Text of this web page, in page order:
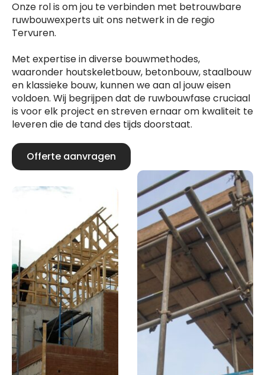
Onze rol is om jou te verbinden met betrouwbare
ruwbouwexperts uit ons netwerk in de regio
Tervuren.
Met expertise in diverse bouwmethodes,
waaronder houtskeletbouw, betonbouw, staalbouw
en klassieke bouw, kunnen we aan al jouw eisen
voldoen. Wij begrijpen dat de ruwbouwfase cruciaal
is voor elk project en streven ernaar om kwaliteit te
leveren die de tand des tijds doorstaat.
Offerte aanvragen